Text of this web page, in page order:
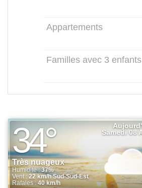
Appartements
Familles avec 3 enfants